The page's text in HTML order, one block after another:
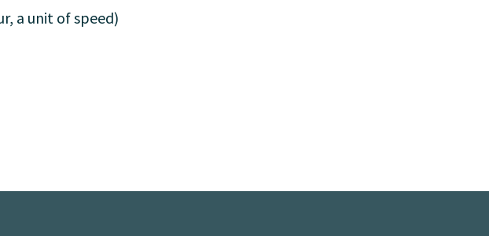
a unit of speed)